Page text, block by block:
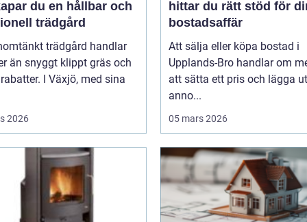
du en hållbar och
trädgård
trädgård handlar
än snyggt klippt gräs och
I Växjö, med sina
2026
hittar du rätt stöd för
bostadsaffär
Att sälja eller köpa bostad i
Upplands-Bro handlar om
att sätta ett pris och lägga
anno...
05 mars 2026